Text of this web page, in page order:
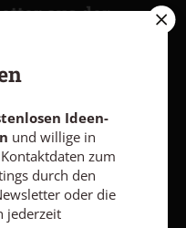
aus der
Ideen-Newsletter
den Verlag Herder ein.
kann ich jederzeit
personenbezogenes
E-Mail-Werbung erfasst
besser auf meine
Link in Newsletter oder E-
Ideen-
und willige in
zum
durch den
oder die
jederzeit